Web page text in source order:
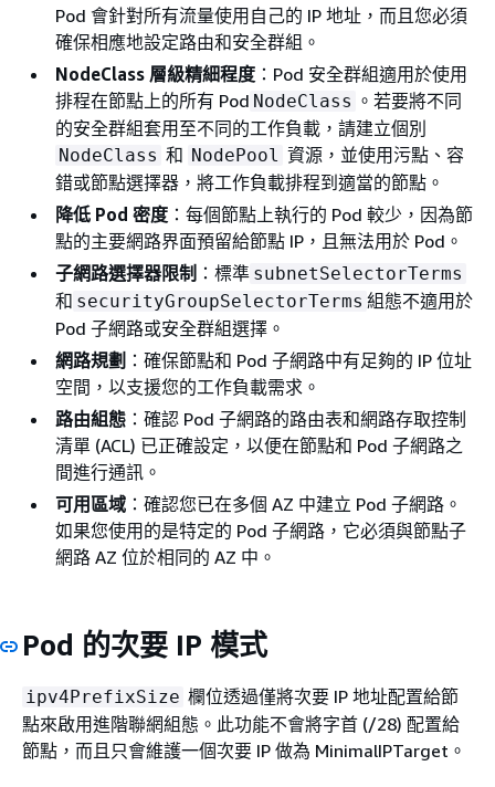
Pod 會針對所有流量使用自己的 IP 地址，而且您必須
確保相應地設定路由和安全群組。
NodeClass 層級精細程度 ：Pod 安全群組適用於使用
排程在節點上的所有 Pod NodeClass 。若要將不同
的安全群組套用至不同的工作負載，請建立個別
NodeClass 和 NodePool 資源，並使用污點、容
錯或節點選擇器，將工作負載排程到適當的節點。
降低 Pod 密度 ：每個節點上執行的 Pod 較少，因為節
點的主要網路界面預留給節點 IP，且無法用於 Pod。
子網路選擇器限制 ：標準 subnetSelectorTerms
和 securityGroupSelectorTerms 組態不適用於
Pod 子網路或安全群組選擇。
網路規劃 ：確保節點和 Pod 子網路中有足夠的 IP 位址
空間，以支援您的工作負載需求。
路由組態 ：確認 Pod 子網路的路由表和網路存取控制
清單 (ACL) 已正確設定，以便在節點和 Pod 子網路之
間進行通訊。
可用區域 ：確認您已在多個 AZ 中建立 Pod 子網路。
如果您使用的是特定的 Pod 子網路，它必須與節點子
網路 AZ 位於相同的 AZ 中。
Pod 的次要 IP 模式
ipv4PrefixSize 欄位透過僅將次要 IP 地址配置給節
點來啟用進階聯網組態。此功能不會將字首 (/28) 配置給
節點，而且只會維護一個次要 IP 做為 MinimalIPTarget。